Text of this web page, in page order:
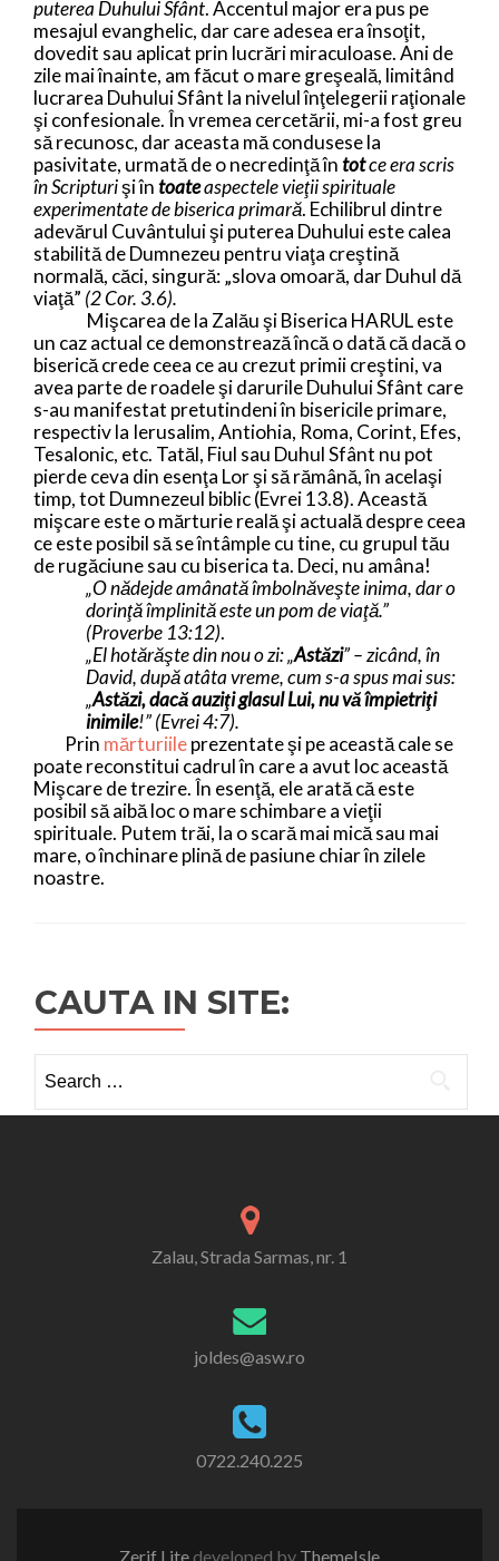
puterea Duhului Sfânt. Accentul major era pus pe
mesajul evanghelic, dar care adesea era însoţit,
dovedit sau aplicat prin lucrări miraculoase. Ani de
zile mai înainte, am făcut o mare greşeală, limitând
lucrarea Duhului Sfânt la nivelul înţelegerii raţionale
şi confesionale. În vremea cercetării, mi-a fost greu
să recunosc, dar aceasta mă condusese la
pasivitate, urmată de o necredinţă întotce era scris
în Scripturişi întoateaspectele vieţii spirituale
experimentate de biserica primară. Echilibrul dintre
adevărul Cuvântului şi puterea Duhului este calea
stabilită de Dumnezeu pentru viaţa creştină
normală, căci, singură: „slova omoară, dar Duhul dă
viaţă” (2 Cor. 3.6).
Mişcarea de la Zalău şi Biserica HARUL este
un caz actual ce demonstrează încă o dată că dacă o
biserică crede ceea ce au crezut primii creştini, va
avea parte de roadele şi darurile Duhului Sfânt care
s-au manifestat pretutindeni în bisericile primare,
respectiv la Ierusalim, Antiohia, Roma, Corint, Efes,
Tesalonic, etc. Tatăl, Fiul sau Duhul Sfânt nu pot
pierde ceva din esenţa Lor şi să rămână, în acelaşi
timp, tot Dumnezeul biblic (Evrei 13.8). Această
mişcare este o mărturie reală şi actuală despre ceea
ce este posibil să se întâmple cu tine, cu grupul tău
de rugăciune sau cu biserica ta. Deci, nu amâna!
„O nădejde amânată îmbolnăveşte inima, dar o
dorinţă împlinită este un pom de viaţă.”
(Proverbe 13:12).
„El hotărăşte din nou o zi: „Astăzi” – zicând, în
David, după atâta vreme, cum s-a spus mai sus:
„Astăzi, dacă auziţi glasul Lui, nu vă împietriţi
inimile!” (Evrei 4:7).
Prin mărturiileprezentate şi pe această cale se
poate reconstitui cadrul în care a avut loc această
Mişcare de trezire. În esenţă, ele arată că este
posibil să aibă loc o mare schimbare a vieţii
spirituale. Putem trăi, la o scară mai mică sau mai
mare, o închinare plină de pasiune chiar în zilele
noastre.
CAUTA IN SITE:
for:
Zalau, Strada Sarmas, nr. 1
joldes@asw.ro
0722.240.225
Zerif Lite developed by ThemeIsle